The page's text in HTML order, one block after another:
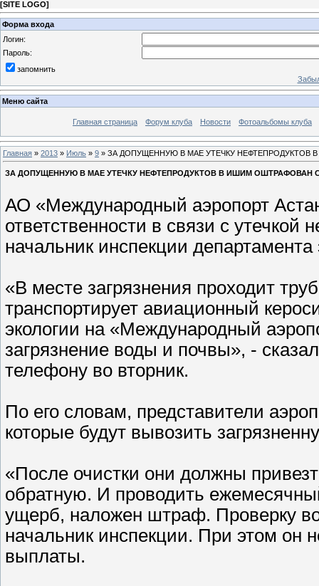
[SITE LOGO]
Форма входа
Логин:
Пароль:
запомнить
Меню сайта
Главная страница Форум клуба Новости Фотоальбомы клуба
Главная » 2013 » Июль » 9 » ЗА ДОПУЩЕННУЮ В МАЕ УТЕЧКУ
ЗА ДОПУЩЕННУЮ В МАЕ УТЕЧКУ НЕФТЕПРОДУКТОВ В ИШИМ ОШТРАФОВАН
АО «Международный аэропорт
ответственности в связи с
начальник инспекции
«В месте загрязнения проходит
транспортирует авиационный
экологии на «Международный
загрязнение воды и почвы», -
телефону во вторник.
По его словам, представители
которые будут вывозить
«После очистки они должны
обратную. И проводить
ущерб, наложен штраф. Проверку
начальник инспекции. При этом он
выплаты.